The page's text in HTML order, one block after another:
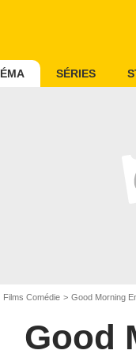
SÉRIES
Films Comédie Good Morning
Good